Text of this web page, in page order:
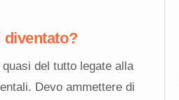
diventato?
del tutto legate alla
Devo ammettere di